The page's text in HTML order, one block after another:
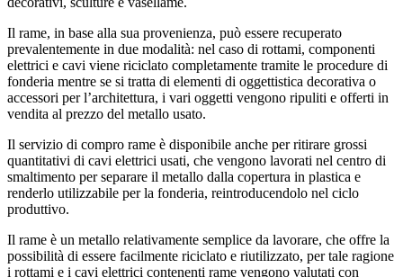
Il rame, in base alla sua provenienza, può essere recuperato
prevalentemente in due modalità: nel caso di rottami, componenti
elettrici e cavi viene riciclato completamente tramite le procedure di
fonderia mentre se si tratta di elementi di oggettistica decorativa o
accessori per l’architettura, i vari oggetti vengono ripuliti e offerti in
vendita al prezzo del metallo usato.
Il servizio di compro rame è disponibile anche per ritirare grossi
quantitativi di cavi elettrici usati, che vengono lavorati nel centro di
smaltimento per separare il metallo dalla copertura in plastica e
renderlo utilizzabile per la fonderia, reintroducendolo nel ciclo
produttivo.
Il rame è un metallo relativamente semplice da lavorare, che offre la
possibilità di essere facilmente riciclato e riutilizzato, per tale ragione
i rottami e i cavi elettrici contenenti rame vengono valutati con